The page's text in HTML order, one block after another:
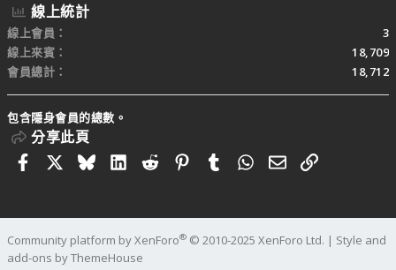
線上統計
線上會員
3
線上來賓
18,709
會員總計
18,712
包含隱身會員的總數。
分享此頁
FacebookBlueskyLinkedIn
RedditPinterestTumblrWhatsApp
電子郵件
連結
Community platform by XenForo® © 2010-2025 XenForo Ltd. | Style and
add-ons by ThemeHouse